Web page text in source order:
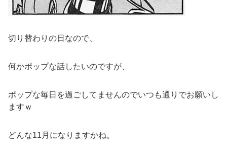
切り替わりの日なので、
何かポップな話したいのですが、
ポップな毎日を過ごしてませんのでいつも通りでお願いし
ますｗ
どんな11月になりますかね。